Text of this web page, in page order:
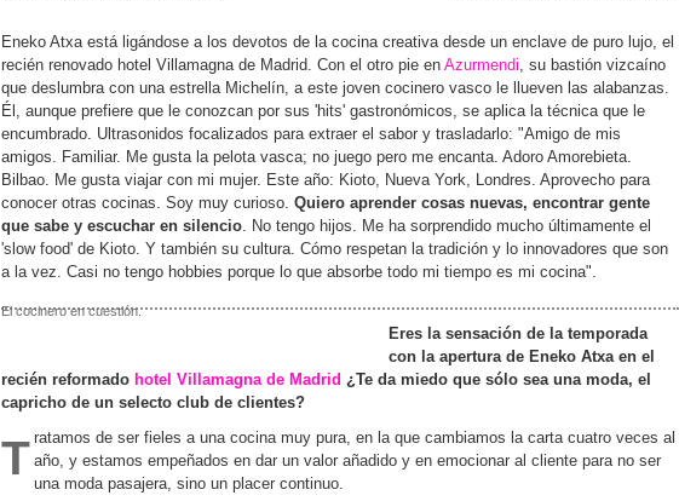
Eneko Atxa está ligándose a los devotos de la cocina creativa desde un enclave de puro lujo, el
recién renovado hotel Villamagna de Madrid. Con el otro pie en Azurmendi, su bastión vizcaíno
que deslumbra con una estrella Michelín, a este joven cocinero vasco le llueven las alabanzas.
Él, aunque prefiere que le conozcan por sus 'hits' gastronómicos, se aplica la técnica que le
encumbrado. Ultrasonidos focalizados para extraer el sabor y trasladarlo: "Amigo de mis
amigos. Familiar. Me gusta la pelota vasca; no juego pero me encanta. Adoro Amorebieta.
Bilbao. Me gusta viajar con mi mujer. Este año: Kioto, Nueva York, Londres. Aprovecho para
conocer otras cocinas. Soy muy curioso. Quiero aprender cosas nuevas, encontrar gente
que sabe y escuchar en silencio. No tengo hijos. Me ha sorprendido mucho últimamente el
'slow food' de Kioto. Y también su cultura. Cómo respetan la tradición y lo innovadores que son
a la vez. Casi no tengo hobbies porque lo que absorbe todo mi tiempo es mi cocina".
El cocinero en cuestión.
Eres la sensación de la temporada
con la apertura de Eneko Atxa en el
recién reformado hotel Villamagna de Madrid ¿Te da miedo que sólo sea una moda, el
capricho de un selecto club de clientes?
T ratamos de ser fieles a una cocina muy pura, en la que cambiamos la carta cuatro veces al
año, y estamos empeñados en dar un valor añadido y en emocionar al cliente para no ser
una moda pasajera, sino un placer continuo.